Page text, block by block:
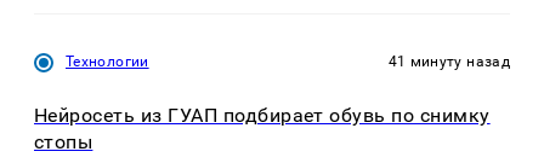
Технологии 41 минуту назад
Нейросеть из ГУАП подбирает обувь по снимку
стопы